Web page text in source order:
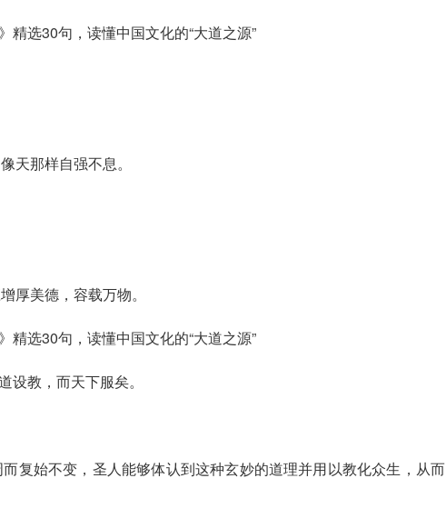
天那样自强不息。
厚美德，容载万物。
教，而天下服矣。
而复始不变，圣人能够体认到这种玄妙的道理并用以教化众生，从而